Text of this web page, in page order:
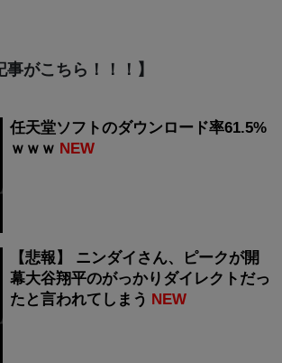
事がこちら！！！】
任天堂ソフトのダウンロード率61.5%
ｗｗｗ NEW
【悲報】 ニンダイさん、ピークが開
幕大谷翔平のがっかりダイレクトだっ
たと言われてしまう NEW